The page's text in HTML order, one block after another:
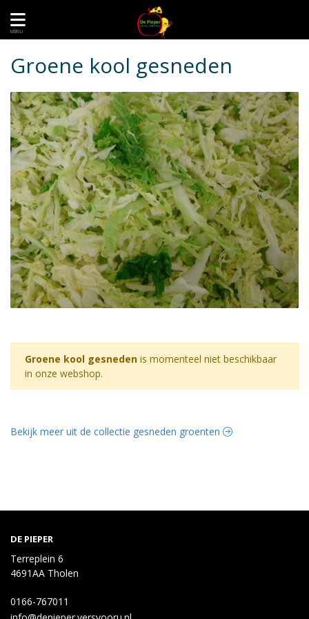
MENU
Groene kool gesneden
Groene kool gesneden is momenteel niet beschikbaar
in onze webshop.
Bekijk meer uit de collectie gesneden groenten
DE PIEPER
Terreplein 6
4691AA Tholen
0166-767011